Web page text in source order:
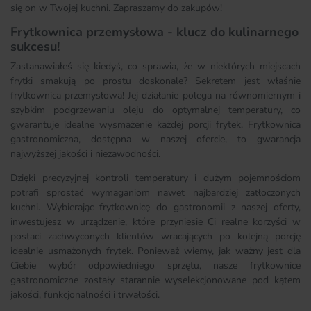
się on w Twojej kuchni. Zapraszamy do zakupów!
Frytkownica przemysłowa - klucz do kulinarnego
sukcesu!
Zastanawiałeś się kiedyś, co sprawia, że w niektórych miejscach
frytki smakują po prostu doskonale? Sekretem jest właśnie
frytkownica przemysłowa! Jej działanie polega na równomiernym i
szybkim podgrzewaniu oleju do optymalnej temperatury, co
gwarantuje idealne wysmażenie każdej porcji frytek. Frytkownica
gastronomiczna, dostępna w naszej ofercie, to gwarancja
najwyższej jakości i niezawodności.
Dzięki precyzyjnej kontroli temperatury i dużym pojemnościom
potrafi sprostać wymaganiom nawet najbardziej zatłoczonych
kuchni. Wybierając frytkownicę do gastronomii z naszej oferty,
inwestujesz w urządzenie, które przyniesie Ci realne korzyści w
postaci zachwyconych klientów wracających po kolejną porcję
idealnie usmażonych frytek. Ponieważ wiemy, jak ważny jest dla
Ciebie wybór odpowiedniego sprzętu, nasze frytkownice
gastronomiczne zostały starannie wyselekcjonowane pod kątem
jakości, funkcjonalności i trwałości.